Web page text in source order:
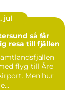
jul
så får
resa till fjällen
flyg till Åre
Men hur